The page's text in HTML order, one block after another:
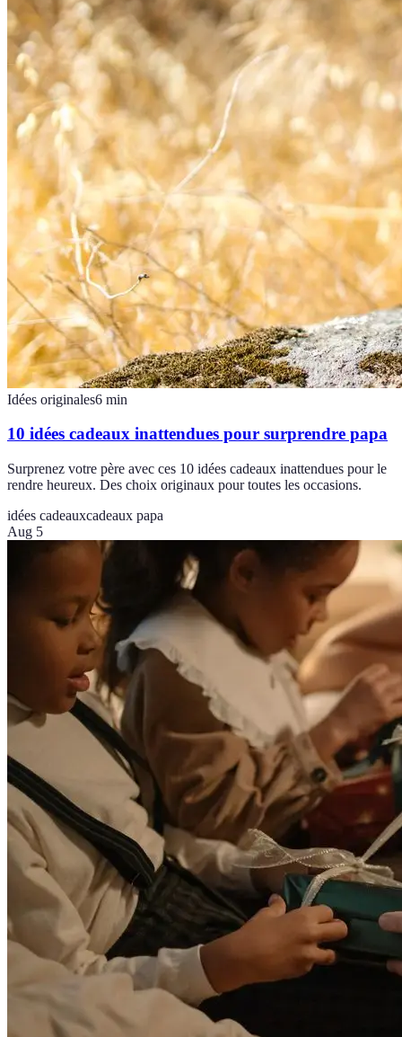
Idées originales6 min
10 idées cadeaux inattendues pour surprendre papa
Surprenez votre père avec ces 10 idées cadeaux inattendues pour le
rendre heureux. Des choix originaux pour toutes les occasions.
idées cadeauxcadeaux papa
Aug 5